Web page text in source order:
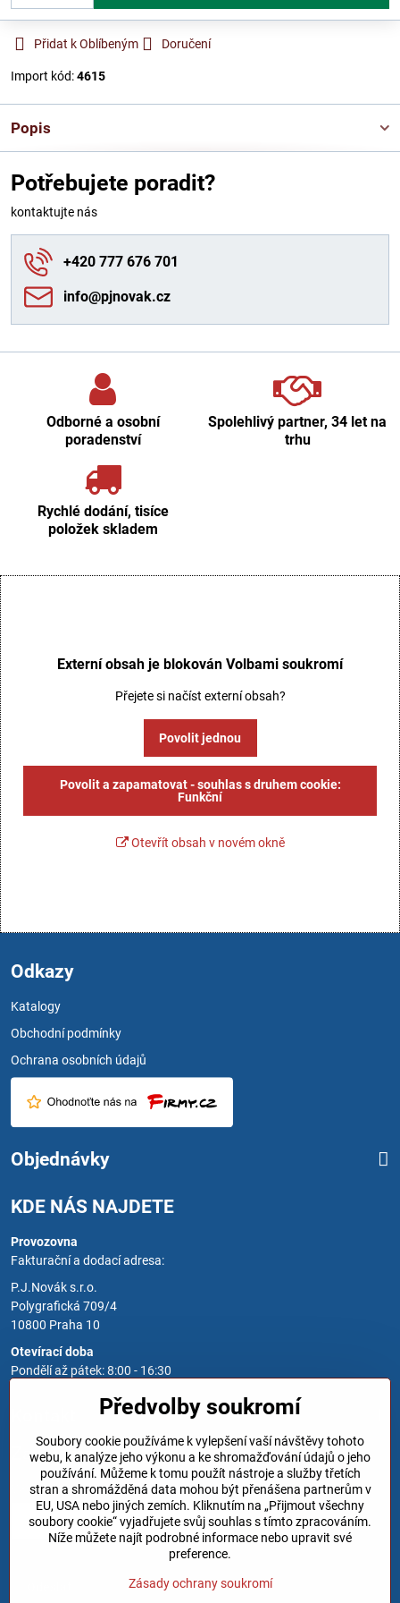
Přidat k Oblíbeným Doručení
Import kód:4615
Popis
Potřebujete poradit?
kontaktujte nás
+420 777 676 701
info​@pjnovak​.cz
Odborné a osobní
poradenství
Spolehlivý partner, 34 let na
trhu
Rychlé dodání, tisíce
položek skladem
Externí obsah je blokován Volbami soukromí
Přejete si načíst externí obsah?
Povolit jednou
Povolit a zapamatovat - souhlas s druhem cookie:
Funkční
Otevřít obsah v novém okně
Odkazy
Katalogy
Obchodní podmínky
Ochrana osobních údajů
Objednávky
KDE NÁS NAJDETE
Provozovna
Fakturační a dodací adresa:
P.J.Novák s.r.o.
Polygrafická 709/4
10800 Praha 10
Otevírací doba
Pondělí až pátek: 8:00 - 16:30
Zavoláme Vám zpět
Váš telefon*
Předvolby soukromí
Soubory cookie používáme k vylepšení vaší návštěvy tohoto
webu, k analýze jeho výkonu a ke shromažďování údajů o jeho
používání. Můžeme k tomu použít nástroje a služby třetích
stran a shromážděná data mohou být přenášena partnerům v
EU, USA nebo jiných zemích. Kliknutím na „Přijmout všechny
soubory cookie“ vyjadřujete svůj souhlas s tímto zpracováním.
Níže můžete najít podrobné informace nebo upravit své
preference.
Zásady ochrany soukromí